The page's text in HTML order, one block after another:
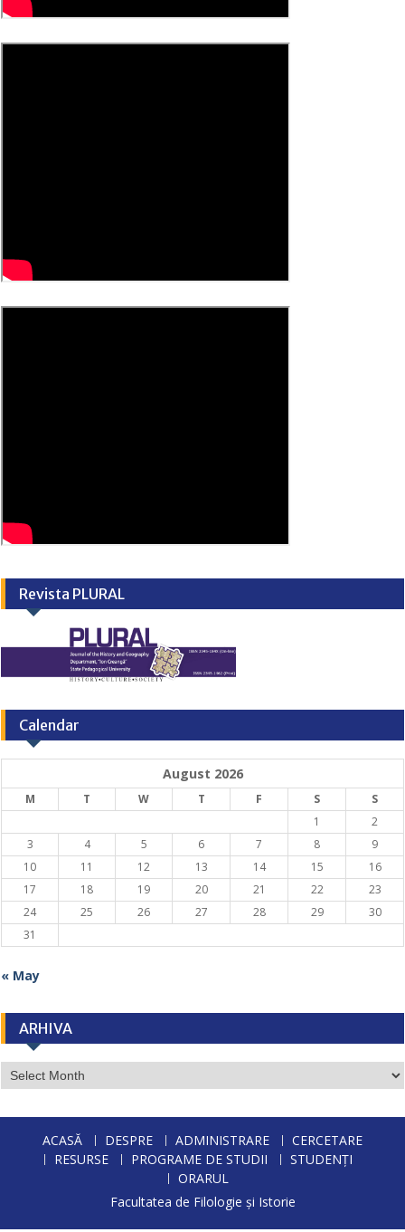
Revista PLURAL
Calendar
August 2026
M T W T F S
S
1
2
3
4 5 6 7 8
9
10
11 12 13 14 15
16
17
18 19 20 21 22
23
24
25 26 27 28 29
30
31
« May
ARHIVA
ARHIVA
ACASĂ DESPRE ADMINISTRARE
CERCETARE
RESURSE
PROGRAME DE STUDII
STUDENȚI
ORARUL
Facultatea de Filologie și Istorie